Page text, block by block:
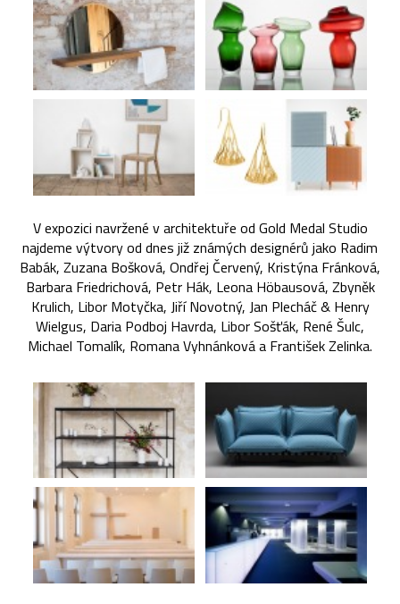
V expozici navržené v architektuře od Gold Medal Studio
najdeme výtvory od dnes již známých designérů jako Radim
Babák, Zuzana Bošková, Ondřej Červený, Kristýna Fránková,
Barbara Friedrichová, Petr Hák, Leona Höbausová, Zbyněk
Krulich, Libor Motyčka, Jiří Novotný, Jan Plecháč & Henry
Wielgus, Daria Podboj Havrda, Libor Sošťák, René Šulc,
Michael Tomalík, Romana Vyhnánková a František Zelinka.